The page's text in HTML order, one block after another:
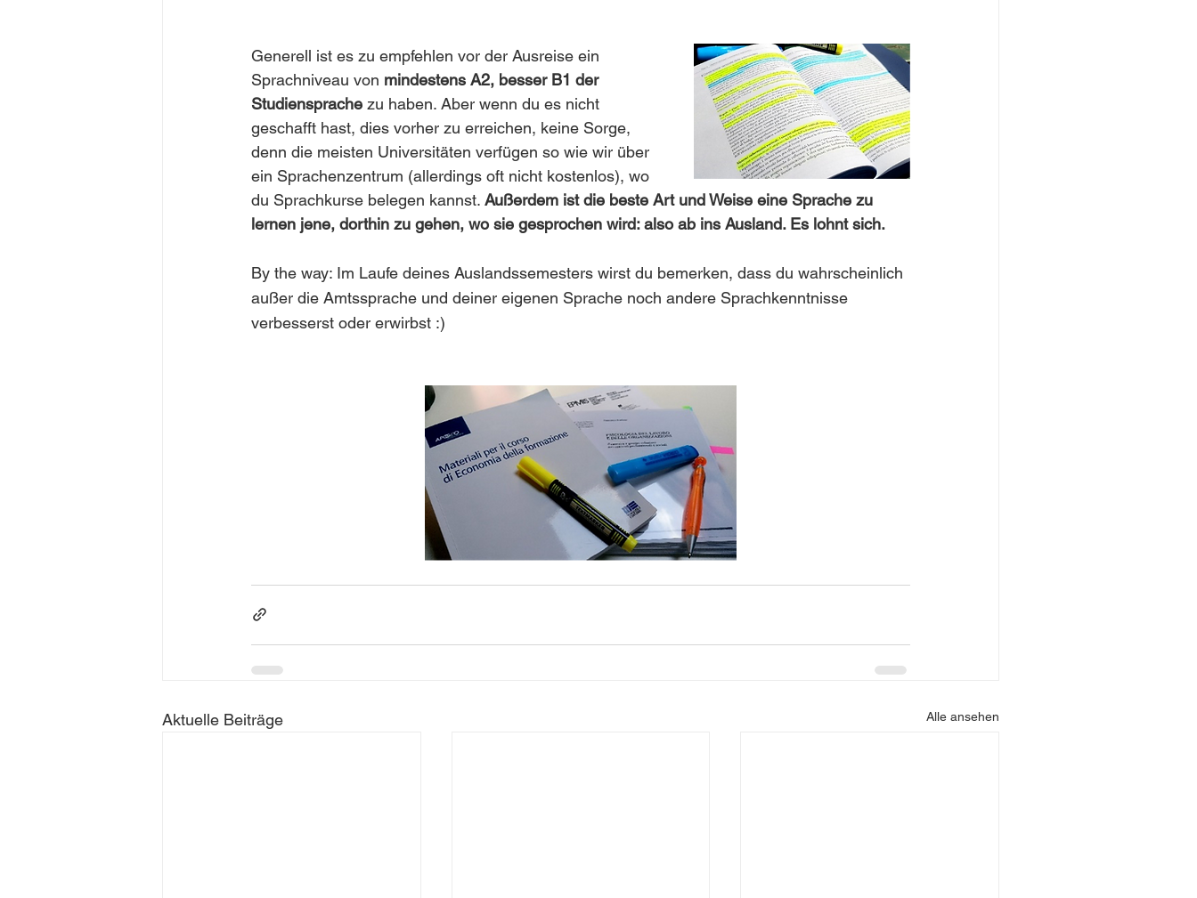
Generell ist es zu empfehlen vor der Ausreise ein
Sprachniveau von mindestens A2, besser B1 der
Studiensprache zu haben. Aber wenn du es nicht
geschafft hast, dies vorher zu erreichen, keine Sorge,
denn die meisten Universitäten verfügen so wie wir über
ein Sprachenzentrum (allerdings oft nicht kostenlos), wo
du Sprachkurse belegen kannst. Außerdem ist die beste Art und Weise eine Sprache zu
lernen jene, dorthin zu gehen, wo sie gesprochen wird: also ab ins Ausland. Es lohnt sich.
By the way: Im Laufe deines Auslandssemesters wirst du bemerken, dass du wahrscheinlich
außer die Amtssprache und deiner eigenen Sprache noch andere Sprachkenntnisse
verbesserst oder erwirbst :)
Aktuelle Beiträge Alle ansehen